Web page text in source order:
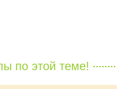
по этой теме!